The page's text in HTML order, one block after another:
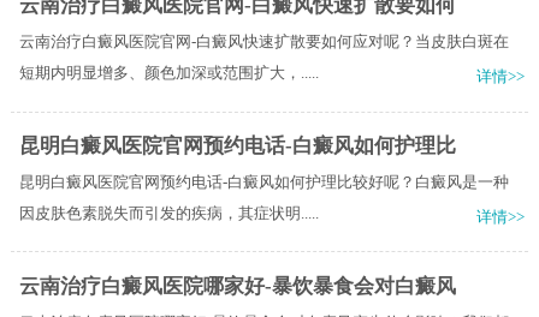
云南治疗白癜风医院官网-白癜风快速扩散要如何
云南治疗白癜风医院官网-白癜风快速扩散要如何应对呢？当皮肤白斑在
短期内明显增多、颜色加深或范围扩大，.....
详情>>
昆明白癜风医院官网预约电话-白癜风如何护理比
昆明白癜风医院官网预约电话-白癜风如何护理比较好呢？白癜风是一种
因皮肤色素脱失而引发的疾病，其症状明.....
详情>>
云南治疗白癜风医院哪家好-暴饮暴食会对白癜风